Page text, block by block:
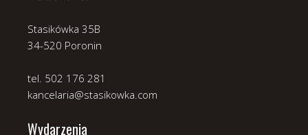
Stasikówka 35B
34-520 Poronin
tel. 502 176 281
kancelaria@stasikowka.com
Wydarzenia